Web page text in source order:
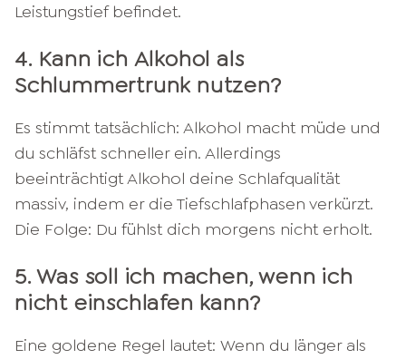
Leistungstief befindet.
4. Kann ich Alkohol als
Schlummertrunk nutzen?
Es stimmt tatsächlich: Alkohol macht müde und
du schläfst schneller ein. Allerdings
beeinträchtigt Alkohol deine Schlafqualität
massiv, indem er die Tiefschlafphasen verkürzt.
Die Folge: Du fühlst dich morgens nicht erholt.
5. Was soll ich machen, wenn ich
nicht einschlafen kann?
Eine goldene Regel lautet: Wenn du länger als